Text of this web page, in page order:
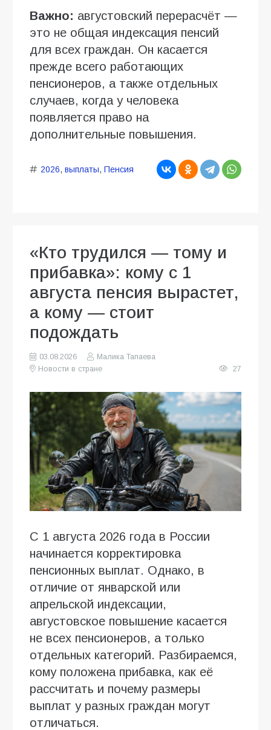
Важно: августовский перерасчёт —
это не общая индексация пенсий
для всех граждан. Он касается
прежде всего работающих
пенсионеров, а также отдельных
случаев, когда у человека
появляется право на
дополнительные повышения.
2026, выплаты, Пенсия
«Кто трудился — тому и
прибавка»: кому с 1
августа пенсия вырастет,
а кому — стоит
подождать
03.08.2026
Малика Тапаева
Новости в стране
27
С 1 августа 2026 года в России
начинается корректировка
пенсионных выплат. Однако, в
отличие от январской или
апрельской индексации,
августовское повышение касается
не всех пенсионеров, а только
отдельных категорий. Разбираемся,
кому положена прибавка, как её
рассчитать и почему размеры
выплат у разных граждан могут
отличаться.